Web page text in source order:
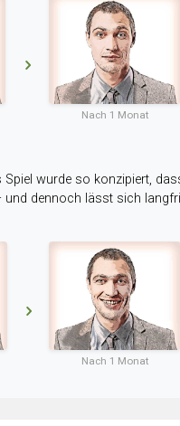
Nach 1 Monat
wurde so konzipiert,
dennoch lässt sich
Nach 1 Monat